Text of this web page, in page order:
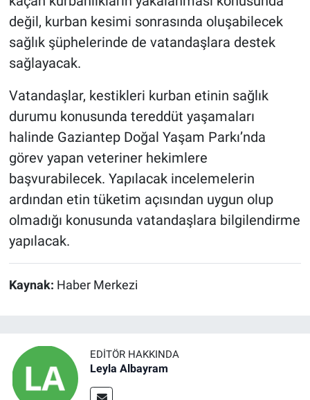
değil, kurban kesimi sonrasında oluşabilecek
sağlık şüphelerinde de vatandaşlara destek
sağlayacak.
Vatandaşlar, kestikleri kurban etinin sağlık
durumu konusunda tereddüt yaşamaları
halinde Gaziantep Doğal Yaşam Parkı’nda
görev yapan veteriner hekimlere
başvurabilecek. Yapılacak incelemelerin
ardından etin tüketim açısından uygun olup
olmadığı konusunda vatandaşlara bilgilendirme
yapılacak.
Kaynak: Haber Merkezi
EDITÖR HAKKINDA
Leyla Albayram